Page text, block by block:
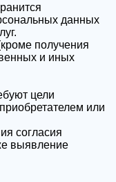
данных
получения
и иных
цели
или
согласия
выявление